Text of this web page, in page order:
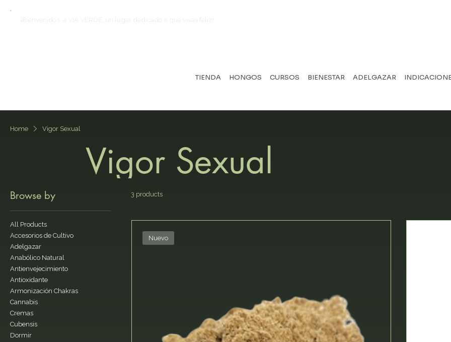
TIENDA HONGOS CURSOS BIENESTAR ADELGAZAR
Home Vigor Sexual
Vigor Sexual
Browse by
All Products
Accesorios de Cultivo
Adelgazar
Anabólico Natural
Antienvejecimiento
Antioxidante
Armonización Chakras
Cannabis
Cremas
Cubensis
Dormir
3 products
Nuevo